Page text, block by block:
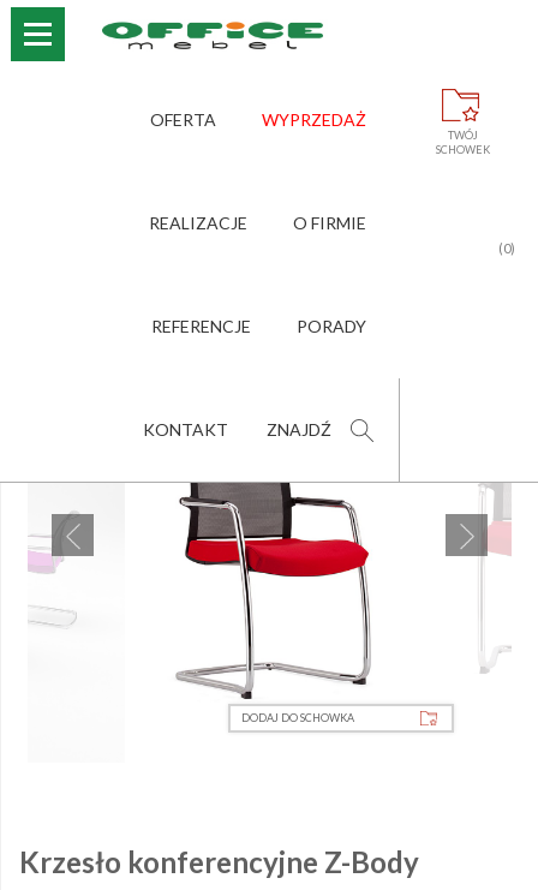
OFERTA WYPRZEDAŻ
REALIZACJE O FIRMIE
REFERENCJE PORADY
KONTAKT ZNAJDŹ
TWÓJ
SCHOWEK
(0)
KRZESŁA KONFERENCYJNE Z-BODY ›
DODAJ DO SCHOWKA
Krzesło konferencyjne Z-Body